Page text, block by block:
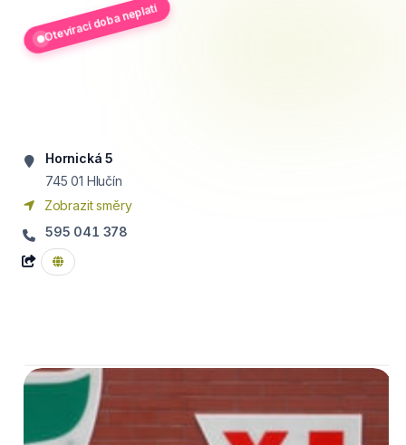
Otevírací doba neplatí
Hornická 5
745 01 Hlučín
Zobrazit směry
595 041 378